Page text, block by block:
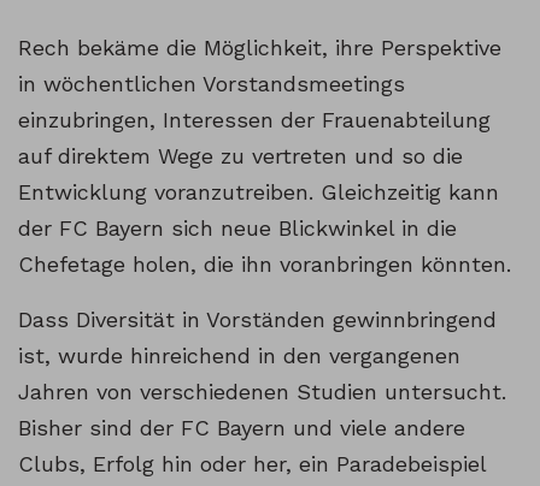
Rech bekäme die Möglichkeit, ihre Perspektive
in wöchentlichen Vorstandsmeetings
einzubringen, Interessen der Frauenabteilung
auf direktem Wege zu vertreten und so die
Entwicklung voranzutreiben. Gleichzeitig kann
der FC Bayern sich neue Blickwinkel in die
Chefetage holen, die ihn voranbringen könnten.
Dass Diversität in Vorständen gewinnbringend
ist, wurde hinreichend in den vergangenen
Jahren von verschiedenen Studien untersucht.
Bisher sind der FC Bayern und viele andere
Clubs, Erfolg hin oder her, ein Paradebeispiel